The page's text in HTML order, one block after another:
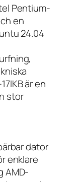
Pentium-
en
24.04
är en
stor
dator
enklare
AMD-